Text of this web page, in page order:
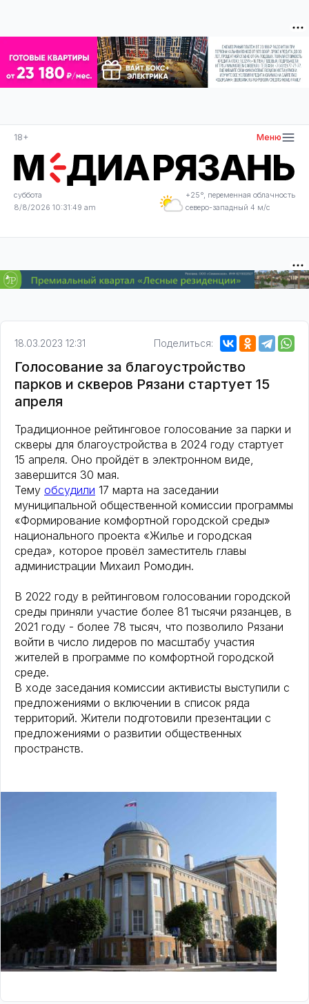
18+ Меню
суббота
8/8/2026 10:31:49 am
+25°, переменная облачность
северо-западный 4 м/с
18.03.2023 12:31 Поделиться:
Голосование за благоустройство
парков и скверов Рязани стартует 15
апреля
Традиционное рейтинговое голосование за парки и
скверы для благоустройства в 2024 году стартует
15 апреля. Оно пройдёт в электронном виде,
завершится 30 мая.
Тему обсудили 17 марта на заседании
муниципальной общественной комиссии программы
«Формирование комфортной городской среды»
национального проекта «Жилье и городская
среда», которое провёл заместитель главы
администрации Михаил Ромодин.
В 2022 году в рейтинговом голосовании городской
среды приняли участие более 81 тысячи рязанцев, в
2021 году - более 78 тысяч, что позволило Рязани
войти в число лидеров по масштабу участия
жителей в программе по комфортной городской
среде.
В ходе заседания комиссии активисты выступили с
предложениями о включении в список ряда
территорий. Жители подготовили презентации с
предложениями о развитии общественных
пространств.